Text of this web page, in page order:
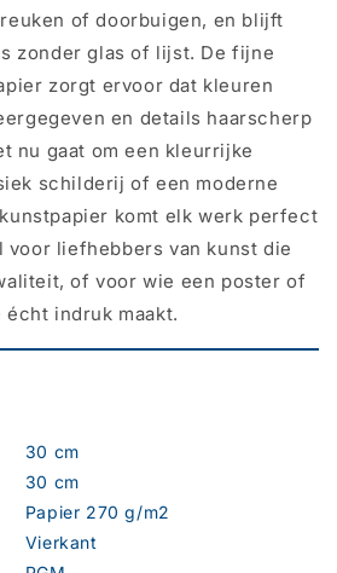
of doorbuigen, en blijft
zonder glas of lijst. De fijne
zorgt ervoor dat kleuren
en details haarscherp
nu gaat om een kleurrijke
schilderij of een moderne
komt elk werk perfect
voor liefhebbers van kunst die
of voor wie een poster of
indruk maakt.
30 cm
30 cm
Papier 270 g/m2
Vierkant